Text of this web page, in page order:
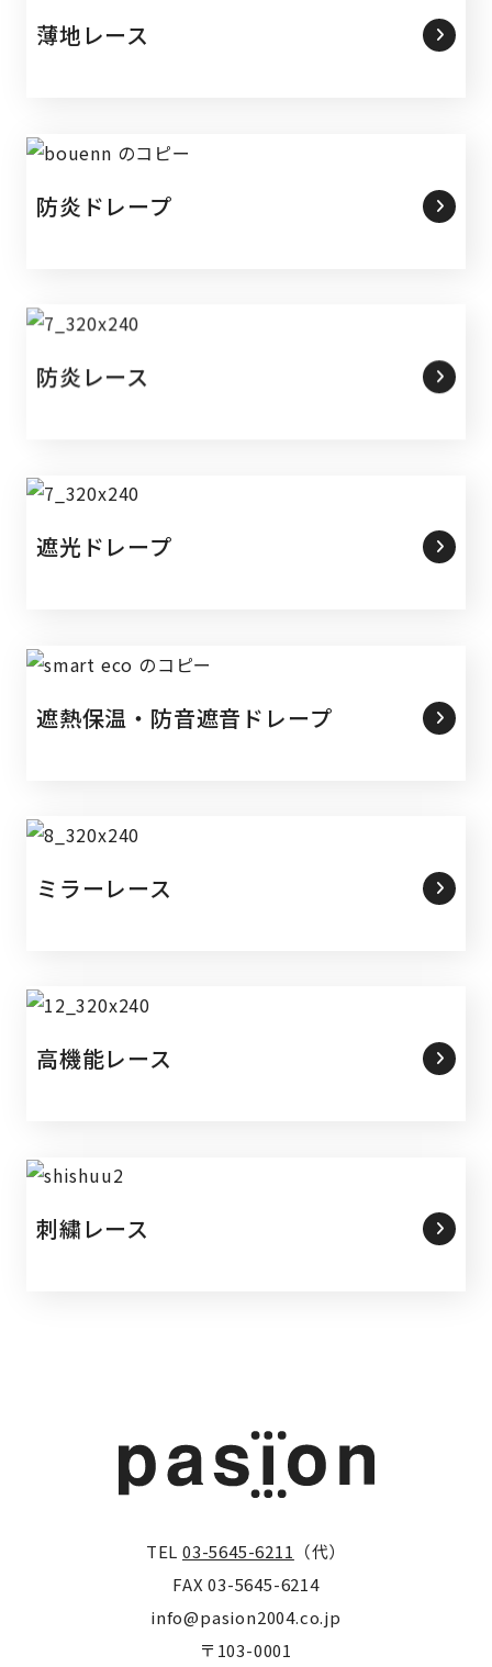
薄地レース
防炎ドレープ
防炎レース
遮光ドレープ
遮熱保温・防音遮音ドレープ
ミラーレース
高機能レース
刺繍レース
TEL03-5645-6211 （代）
FAX 03-5645-6214
info@pasion2004.co.jp
〒103-0001